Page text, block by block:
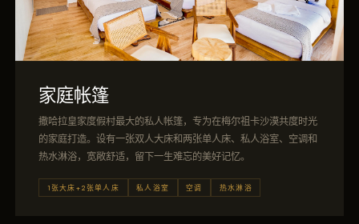
家庭帐篷
撒哈拉皇家度假村最大的私人帐篷，专为在梅尔祖卡沙漠共度时光
的家庭打造。设有一张双人大床和两张单人床、私人浴室、空调和
热水淋浴，宽敞舒适，留下一生难忘的美好记忆。
1张大床+2张单人床 私人浴室 空调 热水淋浴